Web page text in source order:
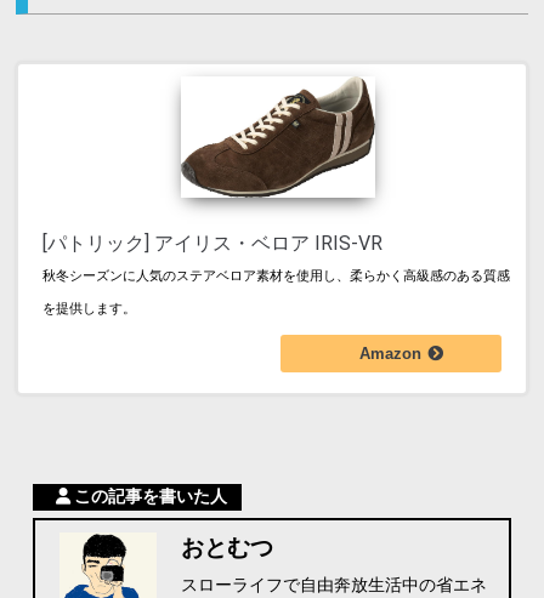
[パトリック] アイリス・ベロア IRIS-VR
秋冬シーズンに人気のステアベロア素材を使用し、柔らかく高級感のある質感
を提供します。
Amazon
この記事を書いた人
おとむつ
スローライフで自由奔放生活中の省エネ